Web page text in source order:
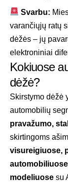
Svarbu:
varančiųjų ratų
dėžės – jų
elektroniniai
Kokiuose
dėžė?
Skirstymo dėžė
automobilių
pravažumo,
skirtingoms
visureigiuose,
modeliuose su